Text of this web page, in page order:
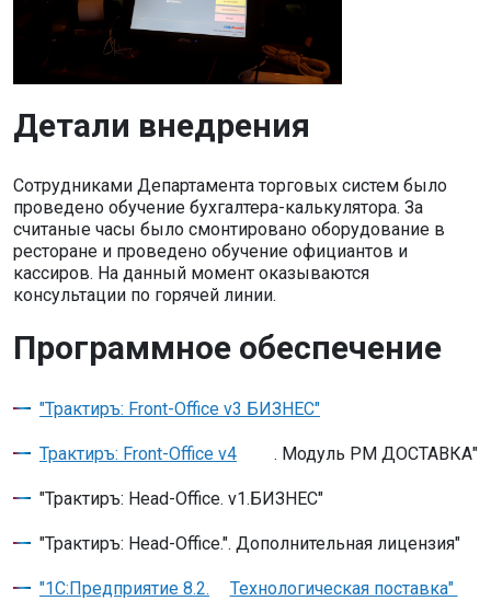
Детали внедрения
Сотрудниками Департамента торговых систем было
проведено обучение бухгалтера-калькулятора. За
считаные часы было смонтировано оборудование в
ресторане и проведено обучение официантов и
кассиров. На данный момент оказываются
консультации по горячей линии.
Программное обеспечение
"Трактиръ: Front-Office v3 БИЗНЕС"
Трактиръ: Front-Office v4 . Модуль РМ ДОСТАВКА"
"Трактиръ: Head-Office. v1.БИЗНЕС"
"Трактиръ: Head-Office.". Дополнительная лицензия"
"1С:Предприятие 8.2. Технологическая поставка"